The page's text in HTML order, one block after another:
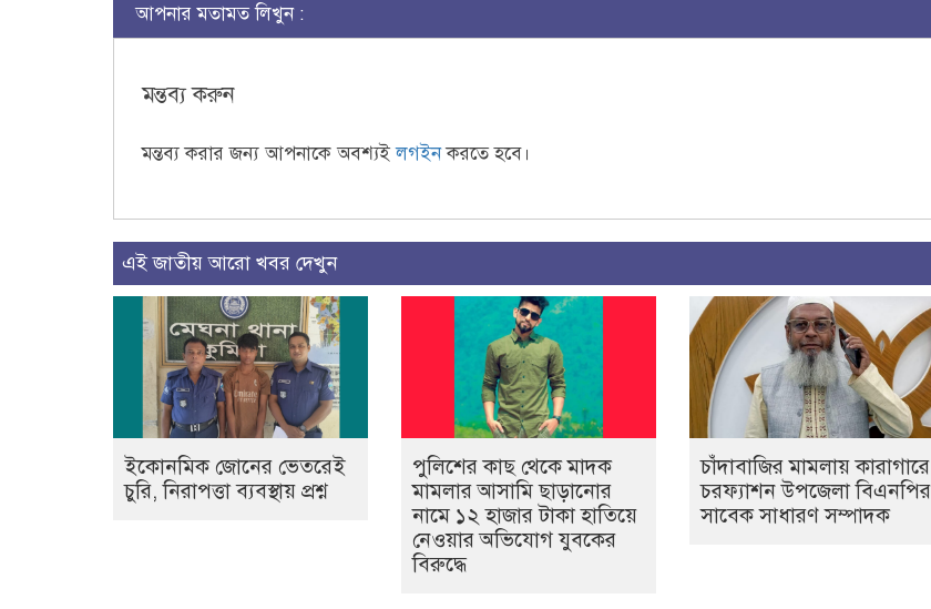
আপনার মতামত লিখুন :
মন্তব্য করুন
মন্তব্য করার জন্য আপনাকে অবশ্যইলগইনকরতে হবে।
এই জাতীয় আরো খবর দেখুন
ইকোনমিক জোনের ভেতরেই
চুরি, নিরাপত্তা ব্যবস্থায় প্রশ্ন
পুলিশের কাছ থেকে মাদক
মামলার আসামি ছাড়ানোর
নামে ১২ হাজার টাকা হাতিয়ে
নেওয়ার অভিযোগ যুবকের
বিরুদ্ধে
চাঁদাবাজির মামলায় কারাগারে
চরফ্যাশন উপজেলা বিএনপির
সাবেক সাধারণ সম্পাদক